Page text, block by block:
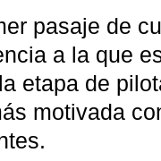
pasaje de
a la que
etapa de
motivada